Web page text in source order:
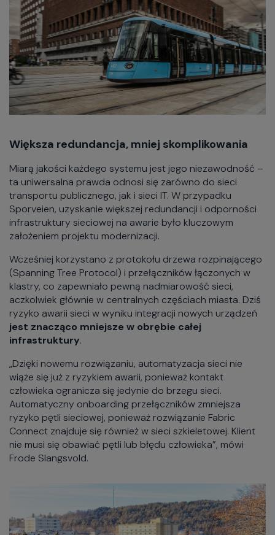
Większa redundancja, mniej skomplikowania
Miarą jakości każdego systemu jest jego niezawodność –
ta uniwersalna prawda odnosi się zarówno do sieci
transportu publicznego, jak i sieci IT. W przypadku
Sporveien, uzyskanie większej redundancji i odporności
infrastruktury sieciowej na awarie było kluczowym
założeniem projektu modernizacji.
Wcześniej korzystano z protokołu drzewa rozpinającego
(Spanning Tree Protocol) i przełączników łączonych w
klastry, co zapewniało pewną nadmiarowość sieci,
aczkolwiek głównie w centralnych częściach miasta. Dziś
ryzyko awarii sieci w wyniku integracji nowych urządzeń
jest znacząco mniejsze w obrębie całej
infrastruktury.
„Dzięki nowemu rozwiązaniu, automatyzacja sieci nie
wiąże się już z ryzykiem awarii, ponieważ kontakt
człowieka ogranicza się jedynie do brzegu sieci.
Automatyczny onboarding przełączników zmniejsza
ryzyko pętli sieciowej, ponieważ rozwiązanie Fabric
Connect znajduje się również w sieci szkieletowej. Klient
nie musi się obawiać pętli lub błędu człowieka”, mówi
Frode Slangsvold.